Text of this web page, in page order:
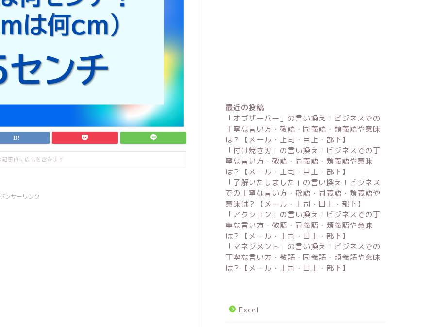
記事内に広告を含みます
ンサーリンク
最近の投稿
「オブザーバー」の言い換え！ビジネスでの
丁寧な言い方・敬語・同義語・類義語や意味
は？【メール・上司・目上・部下】
「付け焼き刃」の言い換え！ビジネスでの丁
寧な言い方・敬語・同義語・類義語や意味
は？【メール・上司・目上・部下】
「了解いたしました」の言い換え！ビジネス
での丁寧な言い方・敬語・同義語・類義語や
意味は？【メール・上司・目上・部下】
「アクション」の言い換え！ビジネスでの丁
寧な言い方・敬語・同義語・類義語や意味
は？【メール・上司・目上・部下】
「マネジメント」の言い換え！ビジネスでの
丁寧な言い方・敬語・同義語・類義語や意味
は？【メール・上司・目上・部下】
Excel